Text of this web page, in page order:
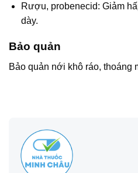
Rượu, probenecid: Giảm
dày.
Bảo quản
Bảo quản nới khô ráo, thoáng